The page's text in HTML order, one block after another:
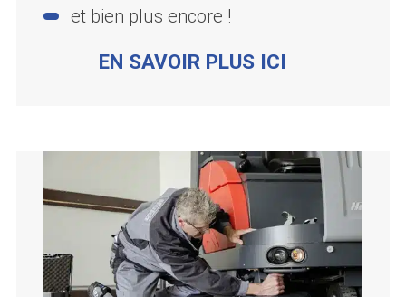
et bien plus encore !
EN SAVOIR PLUS ICI